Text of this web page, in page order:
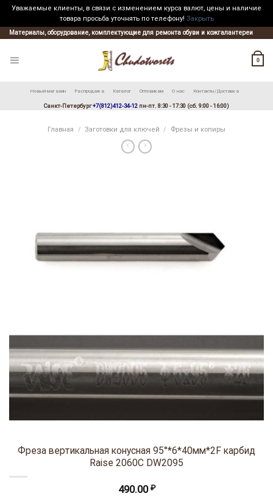
Уважаемые клиенты, в связи с изменением курса валют, цены и наличие
товара просьба уточнять по телефону! Закрыть
Skip
to
Материалы, оборудование, комплектующие для ремонта обуви и кожгалантереи
0
Новый магазин Распродажа Каталог Оптовикам О нас Контакты/Доставка
Санкт-Петербург+7(812)412-34-12 пн-пт. 8:30 - 17:30 (сб. 9:00 - 16:00)
Главная / Заготовки для ключей / Фрезы и копиры
Фреза вертикальная конусная 95°*6*40мм*2F карбид
Raise 2060C DW2095
490.00 ₽